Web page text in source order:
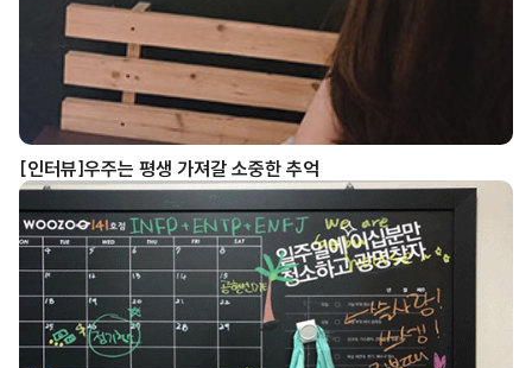
[인터뷰]우주는 평생 가져갈 소중한 추억